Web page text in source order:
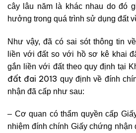
cây lâu năm là khác nhau do đó
hưởng trong quá trình sử dụng đất
Như vậy, đã có sai sót thông tin
liền với đất so với hồ sơ kê khai
gắn liền với đất theo quy định tại
đất đai 2013 quy định về đính
nhận đã cấp như sau:
– Cơ quan có thẩm quyền cấp
nhiệm đính chính Giấy chứng nhận